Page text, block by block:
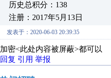
历史总积分：138
注册：2017年5月13日
发表于：2020-06-03 20:39:35
加密<此处内容被屏蔽>都可以
回复 引用 举报